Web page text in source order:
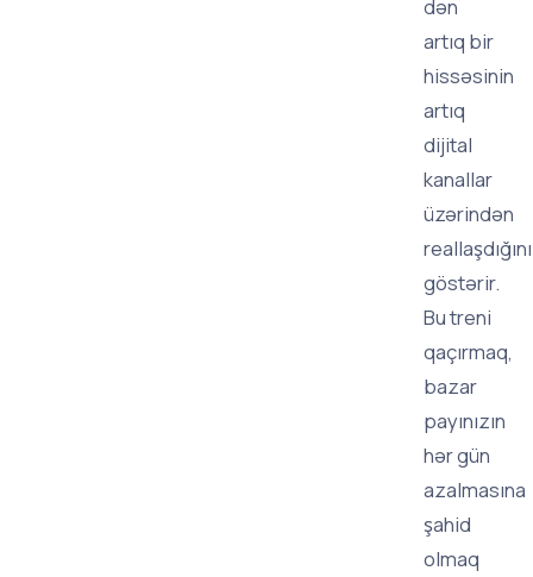
dən
artıq bir
hissəsinin
artıq
dijital
kanallar
üzərindən
reallaşdığını
göstərir.
Bu treni
qaçırmaq,
bazar
payınızın
hər gün
azalmasına
şahid
olmaq